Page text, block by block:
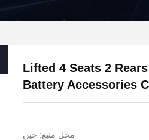
Lifted 4 Seats 2
Battery Accessories
محل منبع: چین